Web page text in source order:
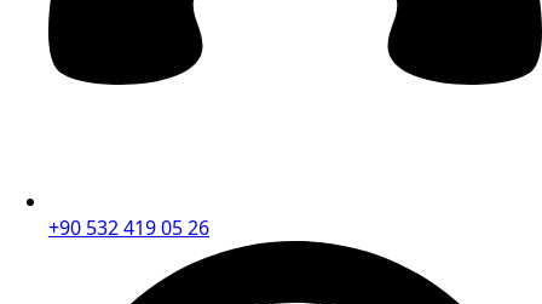
+90 532 419 05 26